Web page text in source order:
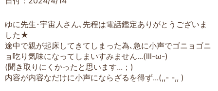
ゆに先生･宇宙人さん､先程は電話鑑定ありがとうございま
した★
途中で親が起床してきてしまった為､急に小声でゴニョゴニ
ョ吃り気味になってしまいすみません...(lll-ω-)
(聞き取りにくかったと思います...；)
内容が内容なだけに小声にならざるを得ず...(,,- -,, )